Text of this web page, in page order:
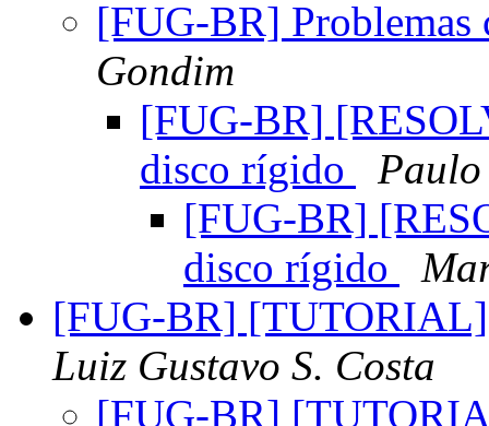
[FUG-BR]
Gondim
[FUG-BR]
disco rígido
[FUG-BR]
disco rígido
[FUG-BR]
Luiz Gustavo S. Costa
[FUG-BR]